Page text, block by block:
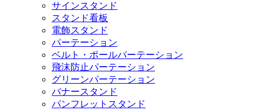
サインスタンド
スタンド看板
電飾スタンド
パーテーション
ベルト・ポールパーテーション
飛沫防止パーテーション
グリーンパーテーション
バナースタンド
パンフレットスタンド